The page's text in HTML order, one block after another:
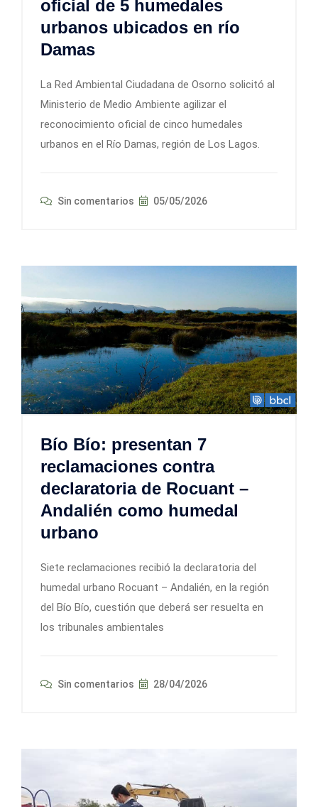
oficial de 5 humedales
urbanos ubicados en río
Damas
La Red Ambiental Ciudadana de Osorno solicitó al
Ministerio de Medio Ambiente agilizar el
reconocimiento oficial de cinco humedales
urbanos en el Río Damas, región de Los Lagos.
Sin comentarios 05/05/2026
Bío Bío: presentan 7
reclamaciones contra
declaratoria de Rocuant –
Andalién como humedal
urbano
Siete reclamaciones recibió la declaratoria del
humedal urbano Rocuant – Andalién, en la región
del Bío Bío, cuestión que deberá ser resuelta en
los tribunales ambientales
Sin comentarios 28/04/2026